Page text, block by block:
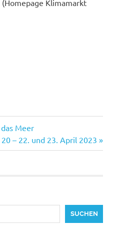
(Homepage Klimamarkt
Meer
– 22. und 23. April 2023
SUCHEN